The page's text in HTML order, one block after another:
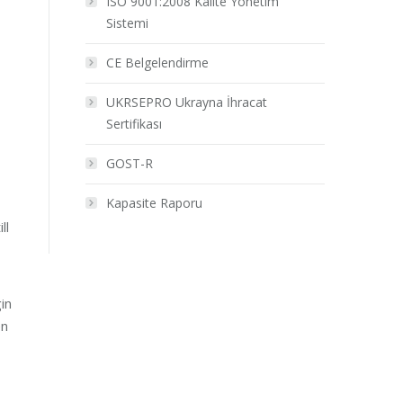
Sistemi
CE Belgelendirme
UKRSEPRO Ukrayna İhracat
Sertifikası
GOST-R
Kapasite Raporu